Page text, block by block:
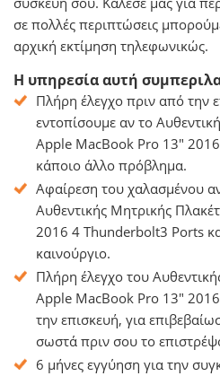
σε πολλές περιπτώσεις
αρχική εκτίμηση τηλεφωνικώς.
Η υπηρεσία αυτή
Πλήρη έλεγχο πριν από την
εντοπίσουμε αν το
Apple MacBook Pro 13"
κάποιο άλλο πρόβλημα.
Αφαίρεση του χαλασμένου
Αυθεντικής Μητρικής
2016 4 Thunderbolt3 Ports
καινούργιο.
Πλήρη έλεγχο του
Apple MacBook Pro 13"
την επισκευή, για
σωστά πριν σου το
6 μήνες εγγύηση για την